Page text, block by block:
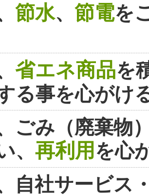
節水、 節電を
省エネ商品を
る事を心がけ
ごみ（廃棄物
、 再利用を心
自社サービス